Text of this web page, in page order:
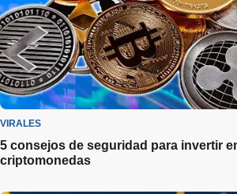
VIRALES
5 consejos de seguridad para invertir
criptomonedas